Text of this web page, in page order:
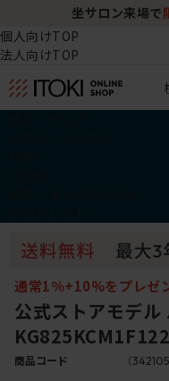
坐サロン来場で
個人向けTOP
法人向けTOP
通常1％+10%をプレゼ
公式ストアモデル
商品コード （